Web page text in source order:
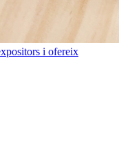
i ofereix